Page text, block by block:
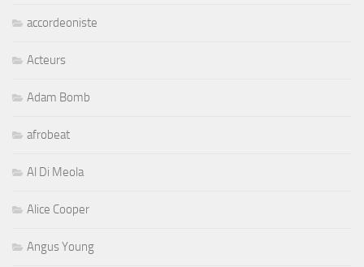
accordeoniste
Acteurs
Adam Bomb
afrobeat
Al Di Meola
Alice Cooper
Angus Young